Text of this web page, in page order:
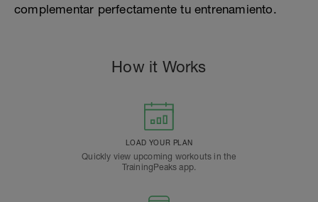
complementar perfectamente tu entrenamiento.
How it Works
LOAD YOUR PLAN
Quickly view upcoming workouts in the
TrainingPeaks app.